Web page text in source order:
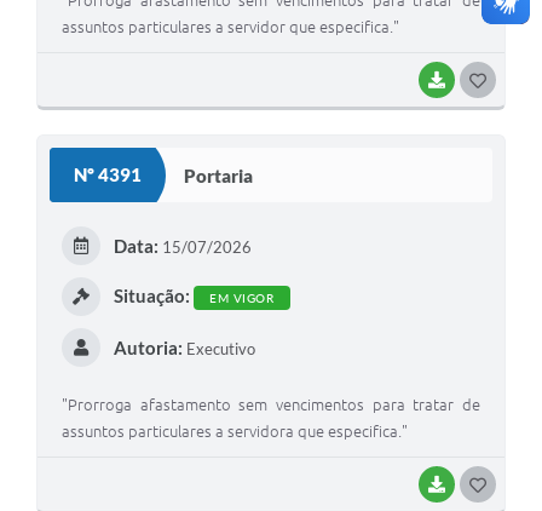
BAIXAR
assuntos particulares a servidor que especifica."
Nº 4391 Portaria
BAIXAR
Data: 15/07/2026
Situação: EM VIGOR
Autoria: Executivo
"Prorroga afastamento sem vencimentos para tratar de
assuntos particulares a servidora que especifica."